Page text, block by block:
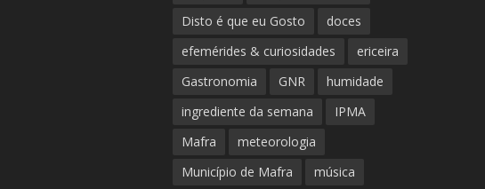
Disto é que eu Gosto
doces
efemérides & curiosidades
ericeira
Gastronomia
GNR
humidade
ingrediente da semana
IPMA
Mafra
meteorologia
Município de Mafra
música